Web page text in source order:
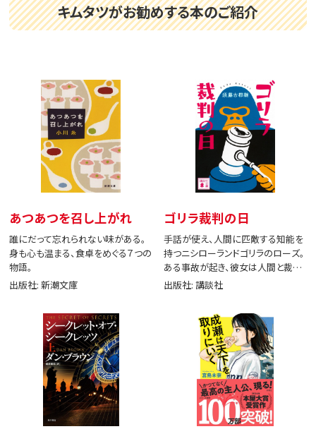
キムタツがお勧めする本のご紹介
あつあつを召し上がれ
誰にだって忘れられない味がある。
身も心も温まる、食卓をめぐる７つの
物語。
出版社: 新潮文庫
ゴリラ裁判の日
手話が使え、人間に匹敵する知能を
持つニシローランドゴリラのローズ。
ある事故が起き、彼女は人間と裁判
で闘う。
出版社: 講談社